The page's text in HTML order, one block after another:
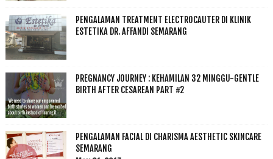
PENGALAMAN TREATMENT ELECTROCAUTER DI KLINIK
ESTETIKA DR. AFFANDI SEMARANG
PREGNANCY JOURNEY : KEHAMILAN 32 MINGGU-GENTLE
BIRTH AFTER CESAREAN PART #2
PENGALAMAN FACIAL DI CHARISMA AESTHETIC SKINCARE
SEMARANG